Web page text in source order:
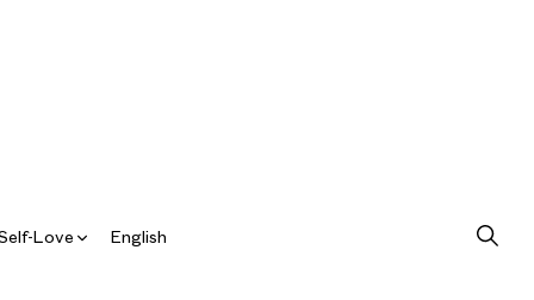
Love English